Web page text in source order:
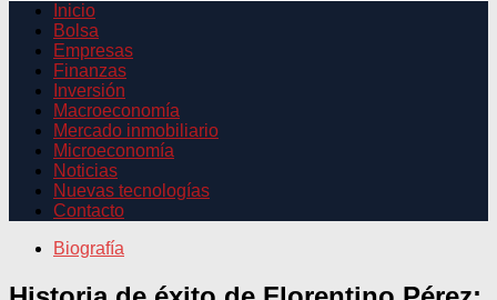
Inicio
Bolsa
Empresas
Finanzas
Inversión
Macroeconomía
Mercado inmobiliario
Microeconomía
Noticias
Nuevas tecnologías
Contacto
Biografía